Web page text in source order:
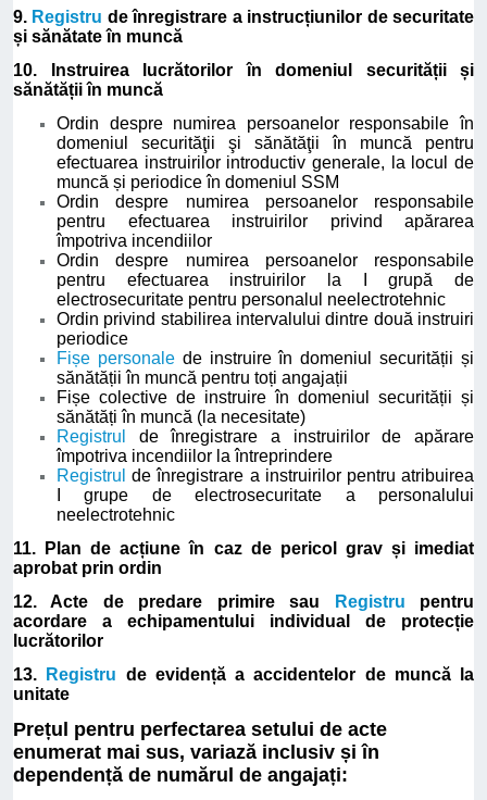
9. Registru de înregistrare a instrucțiunilor de securitate
și sănătate în muncă
10. Instruirea lucrătorilor în domeniul securității și
sănătății în muncă
Ordin despre numirea persoanelor responsabile în
domeniul securităţii şi sănătăţii în muncă pentru
efectuarea instruirilor introductiv generale, la locul de
muncă și periodice în domeniul SSM
Ordin despre numirea persoanelor responsabile
pentru efectuarea instruirilor privind apărarea
împotriva incendiilor
Ordin despre numirea persoanelor responsabile
pentru efectuarea instruirilor la I grupă de
electrosecuritate pentru personalul neelectrotehnic
Ordin privind stabilirea intervalului dintre două instruiri
periodice
Fișe personalede instruire în domeniul securității și
sănătății în muncă pentru toți angajații
Fișe colective de instruire în domeniul securității și
sănătăți în muncă (la necesitate)
Registrul
de înregistrare a instruirilor de apărare
împotriva incendiilor la întreprindere
Registrul de înregistrare a instruirilor pentru atribuirea
I grupe de electrosecuritate a personalului
neelectrotehnic
11. Plan de acțiune în caz de pericol grav și imediat
aprobat prin ordin
12. Acte de predare primire sau
Registru pentru
acordare a echipamentului individual de protecție
lucrătorilor
13.
Registru de evidență a accidentelor de muncă la
unitate
Prețul pentru perfectarea setului de acte
enumerat mai sus, variază inclusiv și în
dependență de numărul de angajați: